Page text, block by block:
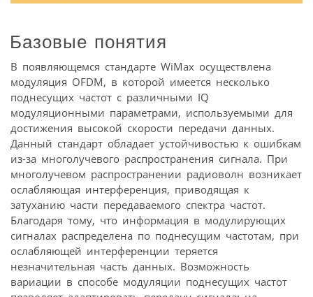
Базовые понятия
В появляющемся стандарте WiMax осуществлена
модуляция OFDM, в которой имеется несколько
поднесущих частот с различными IQ
модуляционными параметрами, используемыми для
достижения высокой скорости передачи данных.
Данный стандарт обладает устойчивостью к ошибкам
из-за многолучевого распространения сигнала. При
многолучевом распространении радиоволн возникает
ослабляющая интерференция, приводящая к
затуханию части передаваемого спектра частот.
Благодаря тому, что информация в модулирующих
сигналах распределена по поднесущим частотам, при
ослабляющей интерференции теряется
незначительная часть данных. Возможность
вариации в способе модуляции поднесущих частот